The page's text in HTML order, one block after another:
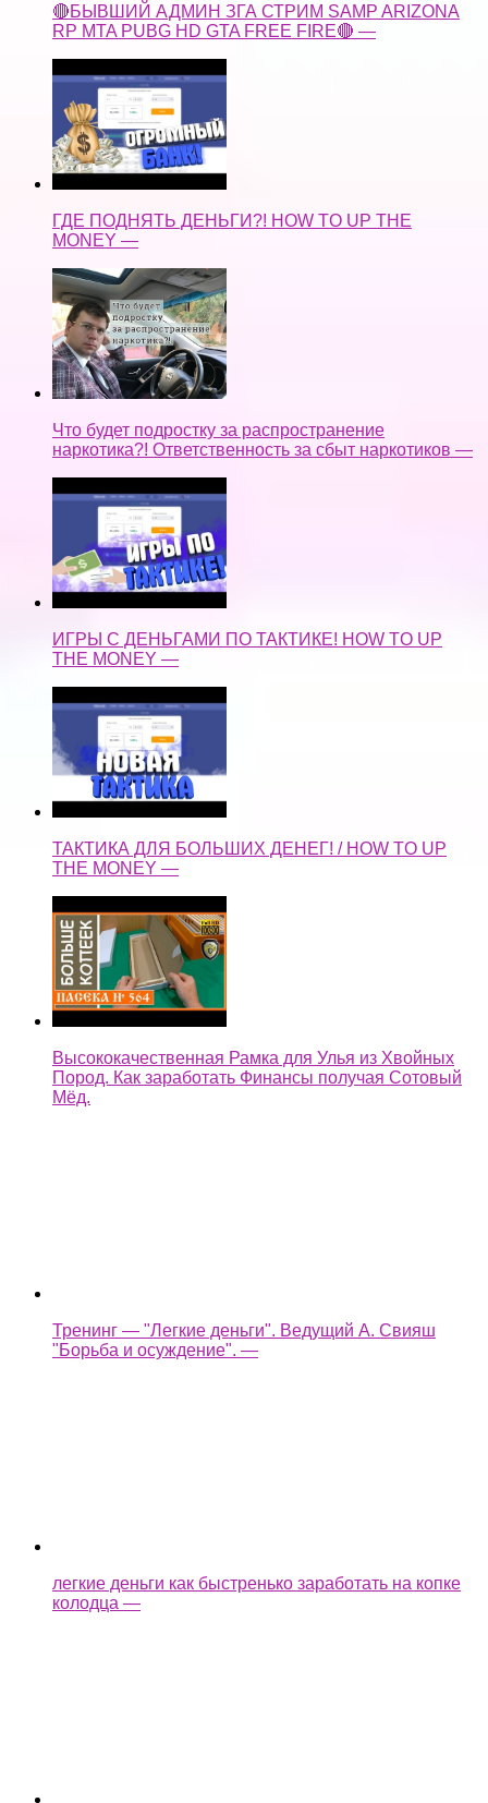
🔴БЫВШИЙ АДМИН ЗГА СТРИМ SAMP ARIZONA
RP MTA PUBG HD GTA FREE FIRE🔴 —
ГДЕ ПОДНЯТЬ ДЕНЬГИ?! HOW TO UP THE
MONEY —
Что будет подростку за распространение
наркотика?! Ответственность за сбыт наркотиков —
ИГРЫ С ДЕНЬГАМИ ПО ТАКТИКЕ! HOW TO UP
THE MONEY —
ТАКТИКА ДЛЯ БОЛЬШИХ ДЕНЕГ! / HOW TO UP
THE MONEY —
Высококачественная Рамка для Улья из Хвойных
Пород. Как заработать Финансы получая Сотовый
Мёд.
Тренинг — "Легкие деньги". Ведущий А. Свияш
"Борьба и осуждение". —
легкие деньги как быстренько заработать на копке
колодца —